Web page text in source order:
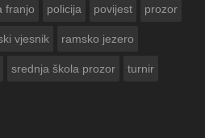
franjo policija povijest prozor
vjesnik ramsko jezero
srednja škola prozor turnir